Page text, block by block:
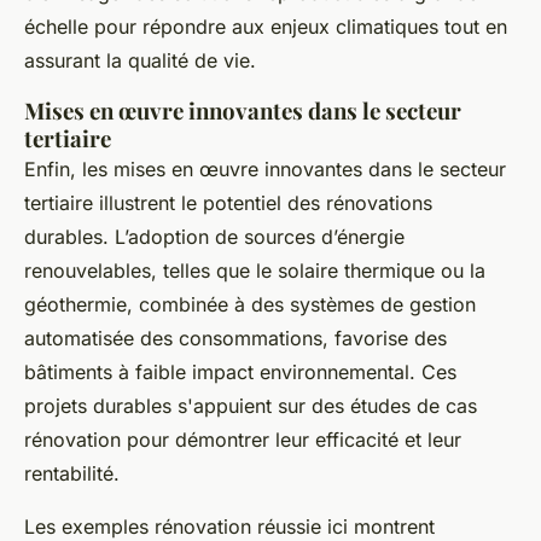
échelle pour répondre aux enjeux climatiques tout en
assurant la qualité de vie.
Mises en œuvre innovantes dans le secteur
tertiaire
Enfin, les mises en œuvre innovantes dans le secteur
tertiaire illustrent le potentiel des rénovations
durables. L’adoption de sources d’énergie
renouvelables, telles que le solaire thermique ou la
géothermie, combinée à des systèmes de gestion
automatisée des consommations, favorise des
bâtiments à faible impact environnemental. Ces
projets durables s'appuient sur des études de cas
rénovation pour démontrer leur efficacité et leur
rentabilité.
Les exemples rénovation réussie ici montrent